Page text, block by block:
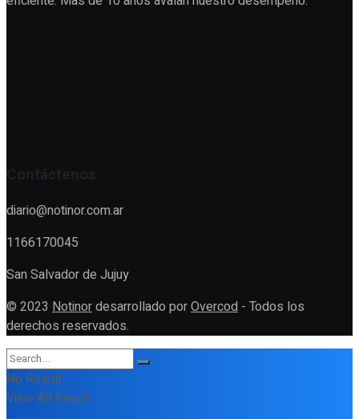
Contáctenos
diario@notinor.com.ar
1166170045
San Salvador de Jujuy
© 2023 Notinordesarrollado porOvercod - Todos los
derechos reservados.
No Result
View All Result